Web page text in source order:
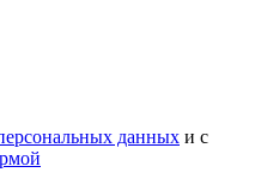
данных и с